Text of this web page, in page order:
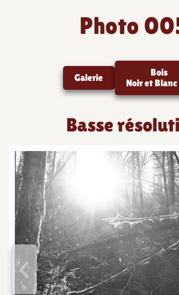
Photo
Galerie
Bois
Noir et
Basse
<